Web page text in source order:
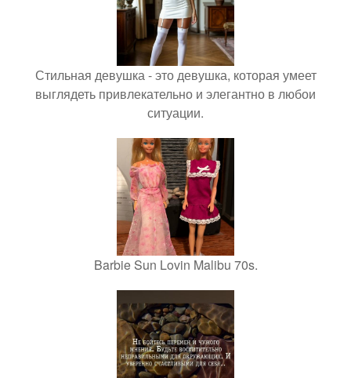
Стильная девушка - это девушка, которая умеет
выглядеть привлекательно и элегантно в любои
ситуации.
Barbie Sun Lovin Malibu 70s.